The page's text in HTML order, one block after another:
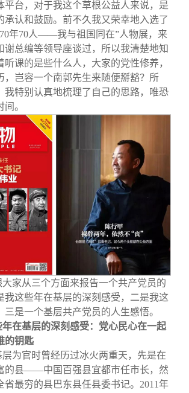
制度法规
联系我们
平台，对于我这个草根公益人来说，是
承认和鼓励。前不久我又荣幸地入选了
年70人——我与祖国同在”人物展，来
谢总编等领导座谈过，所以我清楚地知
听课的是些什么人，大家的党性修养，
，岂容一个南郭先生来随便掰豁？所
我特别认真地梳理了自己的思路，唯恐
。
家从三个方面来报告一个共产党员的
我这些年在基层的深刻感受，二是我这
三是一个基层共产党员的人生感悟。
在基层的深刻感受：党心民心在一起
的钥匙
为官时曾经历过冰火两重天，先是在
的县——中国百强县宜都市任市长，然
省最穷的县巴东县任县委书记。2011年